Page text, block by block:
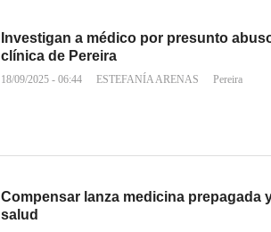
Investigan a médico por presunto
clínica de Pereira
18/09/2025 - 06:44 ESTEFANÍA ARENAS Pereira
Compensar lanza medicina prepagada
salud